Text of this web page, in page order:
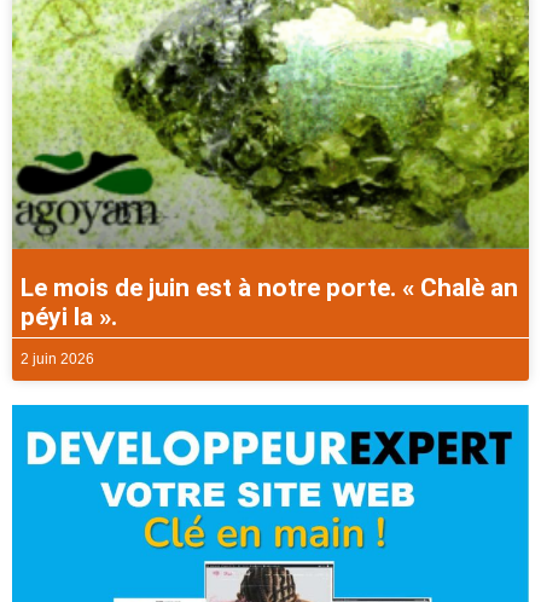
Le mois de juin est à notre porte. « Chalè an
péyi la ».
2 juin 2026